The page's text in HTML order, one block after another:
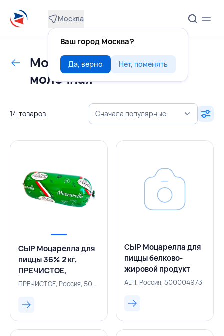
Москва
Ваш город Москва?
Да, верно Нет, поменять
Моцарелла для пиццы
молочная
14 товаров Сначала популярные
СЫР Моцарелла для
пиццы 36% 2 кг,
ПРЕЧИСТОЕ,
РОССИЯ
ПРЕЧИСТОЕ, Россия, 500004040
СЫР Моцарелла для
пиццы белково-
жировой продукт
Original 48% 2 кг
ALTI, Россия, 500004973